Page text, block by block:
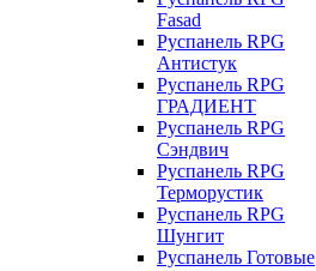
Fasad
Руспанель RPG
Антистук
Руспанель RPG
ГРАДИЕНТ
Руспанель RPG
Сэндвич
Руспанель RPG
Терморустик
Руспанель RPG
Шунгит
Руспанель Готовые